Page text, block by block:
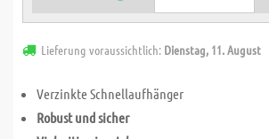
Lieferung voraussichtlich: Dienstag, 11. August
Verzinkte Schnellaufhänger
Robust und sicher